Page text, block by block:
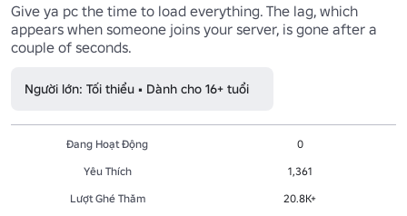
Give ya pc the time to load everything. The lag, which
appears when someone joins your server, is gone after a
couple of seconds.
Người lớn: Tối thiểu • Dành cho 16+ tuổi
Đang Hoạt Động
0
Yêu Thích
1,361
Lượt Ghé Thăm
20.8K+